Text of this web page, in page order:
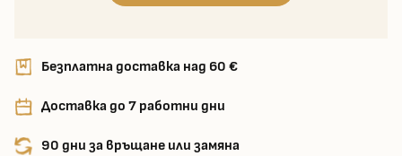
Безплатна доставка над 60 €
Доставка до 7 работни дни
90 дни за връщане или замяна